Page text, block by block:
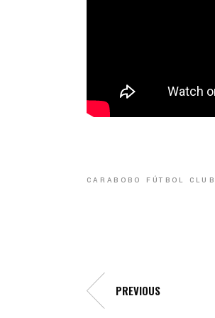
CARABOBO FÚTBOL CLUB
PREVIOUS